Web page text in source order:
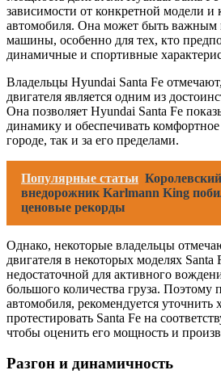
зависимости от конкретной модели и
автомобиля. Она может быть важным
машины, особенно для тех, кто
динамичные и спортивные
Владельцы Hyundai Santa Fe
двигателя является одним из
Она позволяет Hyundai Santa Fe
динамику и обеспечивать
городе, так и за его пределами.
Популярные статьи Королевский
внедорожник Karlmann King
ценовые рекорды
Однако, некоторые владельцы
двигателя в некоторых моделях
недостаточной для активного
большого количества груза. Поэтому
автомобиля, рекомендуется уточнить
протестировать Santa Fe на
чтобы оценить его мощность и
Разгон и динамичность